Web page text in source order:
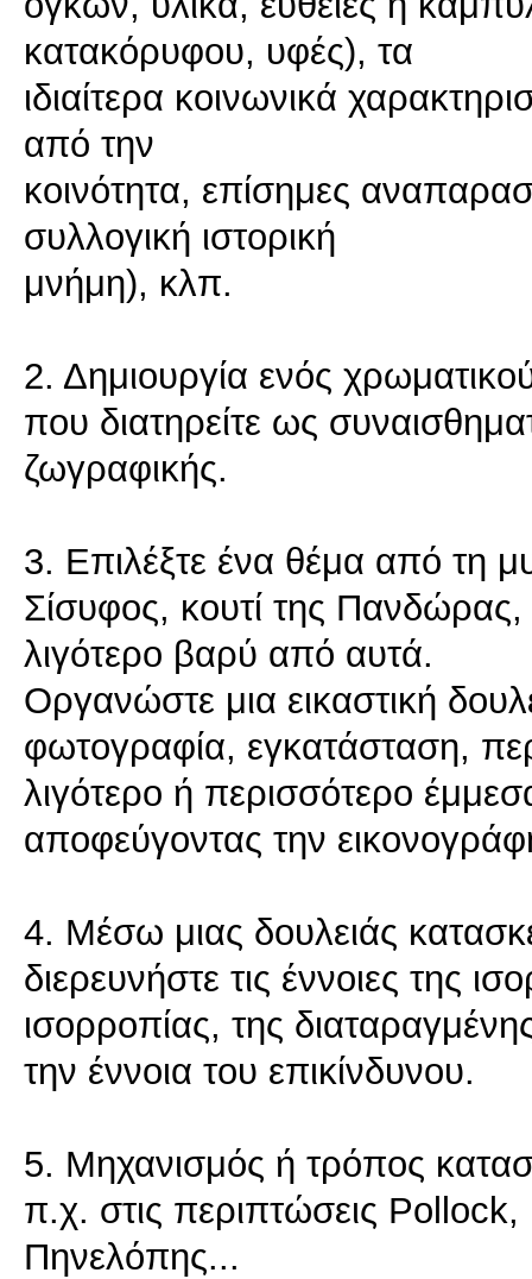
κατακόρυφου, υφές), τα
ιδιαίτερα κοινωνικά
από την
κοινότητα, επίσημες
συλλογική ιστορική
μνήμη), κλπ.
2. Δημιουργία ενός
που διατηρείτε ως
ζωγραφικής.
3. Επιλέξτε ένα θέμα από τη
Σίσυφος, κουτί της Πανδώρας,
λιγότερο βαρύ από αυτά.
Οργανώστε μια εικαστική
φωτογραφία, εγκατάσταση,
λιγότερο ή περισσότερο
αποφεύγοντας την
4. Μέσω μιας δουλειάς
διερευνήστε τις έννοιες της
ισορροπίας, της
την έννοια του επικίνδυνου.
5. Μηχανισμός ή τρόπος
π.χ. στις περιπτώσεις
Πηνελόπης...